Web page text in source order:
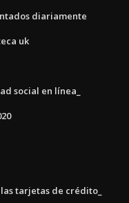
diariamente
uk
social en línea_
tarjetas de crédito_